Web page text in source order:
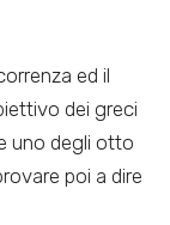
ed il
dei greci
uno degli otto
poi a dire